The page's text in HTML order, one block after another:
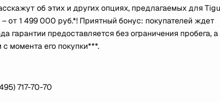
об этих и других опциях, предлагаемых для
от 1 499 000 руб.*! Приятный бонус: покупателей ждет
гарантии предоставляется без ограничения пробега, а
момента его покупки***.
717-70-70